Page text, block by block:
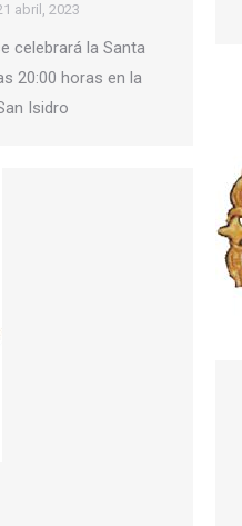
abril, 2023
celebrará la Santa
20:00 horas en la
Isidro